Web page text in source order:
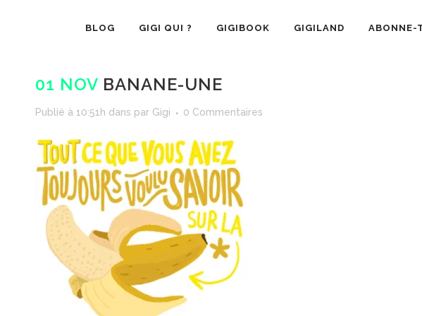
BLOG GIGI QUI ? GIGIBOOK GIGILAND ABONNE-
01 NOV BANANE-UNE
Publié à 10:51h dans par Gigi 0 Commentaires